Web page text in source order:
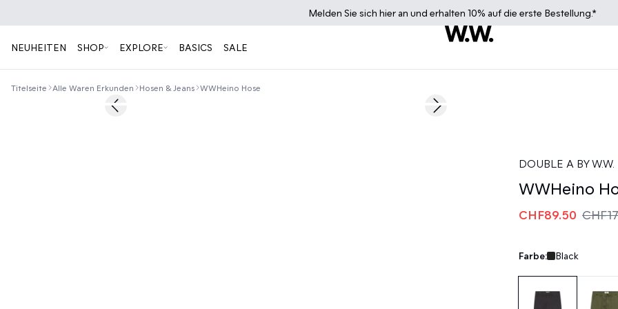
Melden Sie sich hier an und erhalten 10% auf die erste Bestellung.*
NEUHEITEN SHOP EXPLORE BASICS SALE
Titelseite Alle Waren Erkunden Hosen & Jeans WWHeino Hose
50%Previous slide Next slide
DOUBLE A BY
WWHeino
CHF89.50
Farbe: Black